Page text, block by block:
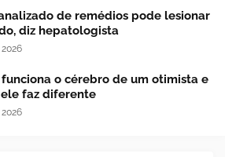
de remédios pode lesionar
diz hepatologista
funciona o cérebro de um otimista e
faz diferente